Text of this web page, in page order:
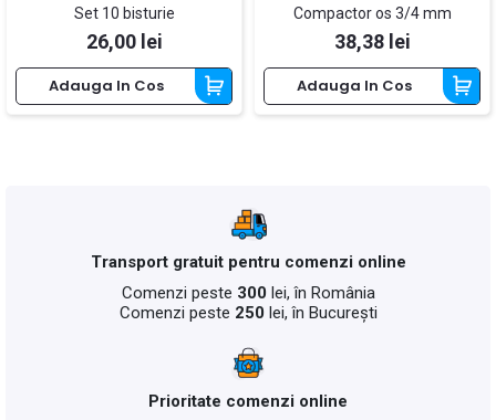
Set 10 bisturie
Pret
26,00 lei
Adauga In Cos
Compactor os 3/4 mm
Pret
38,38 lei
Adauga In Cos
Transport gratuit pentru comenzi online
Comenzi peste 300lei, în România
Comenzi peste 250lei, în București
Prioritate comenzi online